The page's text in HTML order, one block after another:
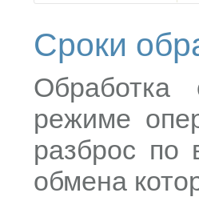
Сроки
Обработка
режиме
разброс по
обмена